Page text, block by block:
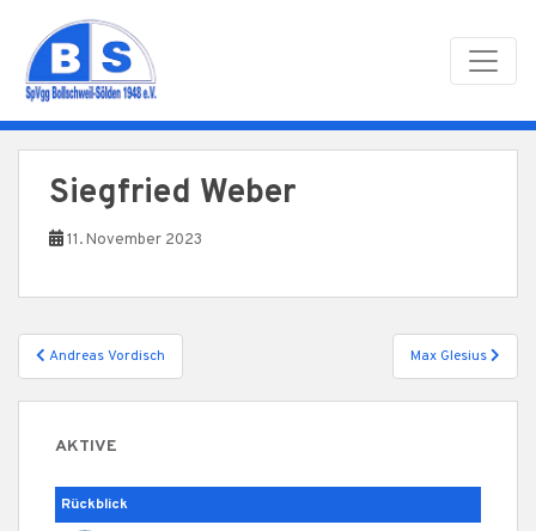
Siegfried Weber
11. November 2023
Beitragsnavigation
Andreas Vordisch Max Glesius
AKTIVE
Rückblick